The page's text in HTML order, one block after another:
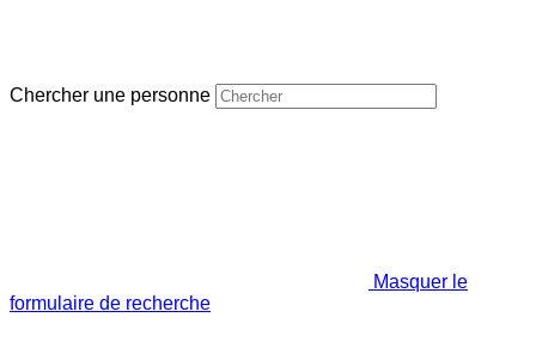
Chercher une personne
Masquer le
formulaire de recherche